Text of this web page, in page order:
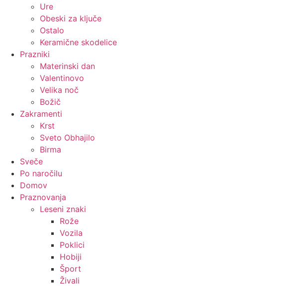
Ure
Obeski za ključe
Ostalo
Keramične skodelice
Prazniki
Materinski dan
Valentinovo
Velika noč
Božič
Zakramenti
Krst
Sveto Obhajilo
Birma
Sveče
Po naročilu
Domov
Praznovanja
Leseni znaki
Rože
Vozila
Poklici
Hobiji
Šport
Živali